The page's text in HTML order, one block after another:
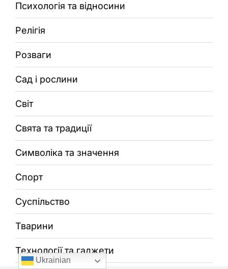
Психологія та відносини
Релігія
Розваги
Сад і рослини
Світ
Свята та традиції
Символіка та значення
Спорт
Суспільство
Тварини
Технології та гаджети
Ukrainian